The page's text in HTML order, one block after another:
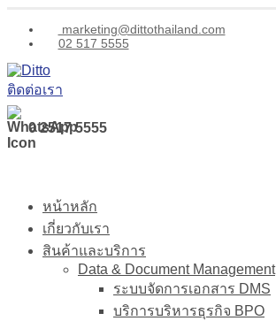
marketing@dittothailand.com
02 517 5555
ติดต่อเรา
0 2517 5555
หน้าหลัก
เกี่ยวกับเรา
สินค้าและบริการ
Data & Document Management
ระบบจัดการเอกสาร DMS
บริการบริหารธุรกิจ BPO